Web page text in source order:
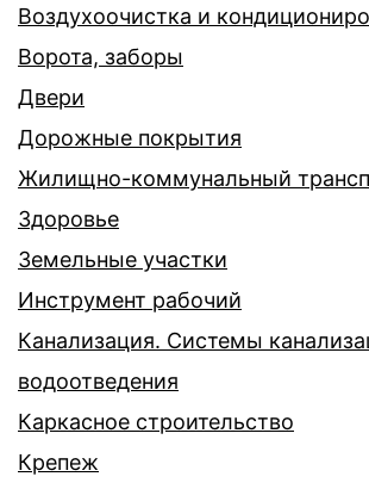
Воздухоочистка и
Ворота, заборы
Двери
Дорожные покрытия
Жилищно-коммунальный
Здоровье
Земельные участки
Инструмент рабочий
Канализация. Системы
водоотведения
Каркасное строительство
Крепеж